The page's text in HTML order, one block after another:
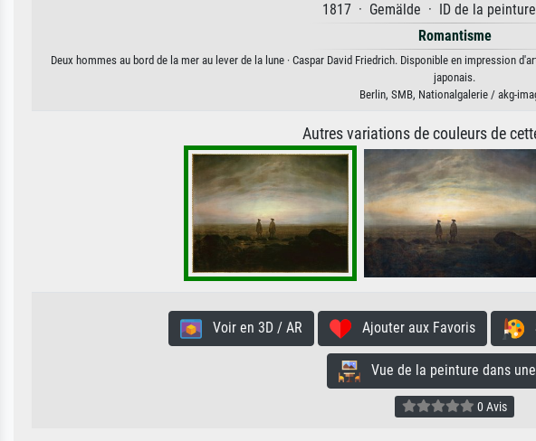
1817 · Gemälde · ID de la
Romantisme
Deux hommes au bord de la mer au lever de la lune · Caspar David Friedrich. Disponible en impression
japonais.
Berlin, SMB, Nationalgalerie / akg-
Autres variations de couleurs de
Voir en 3D / AR Ajouter aux Favoris
Vue de la peinture dans
0 Avis